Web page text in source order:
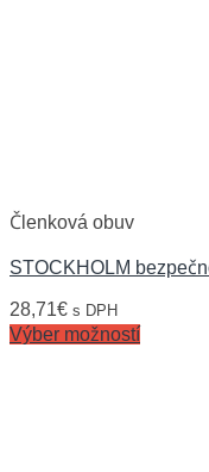
Členková obuv
STOCKHOLM
28,71€ s DPH
Výber možností